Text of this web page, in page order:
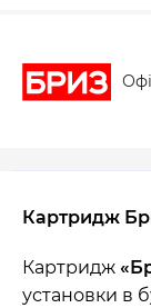
Картридж
Картридж
установки в